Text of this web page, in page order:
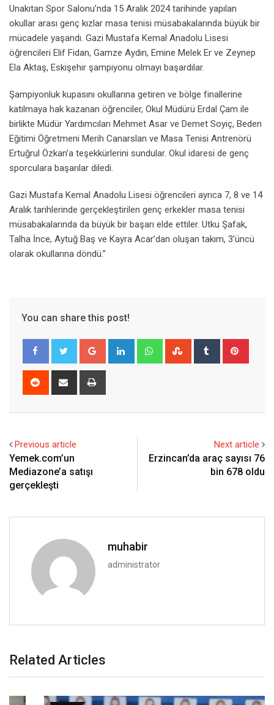
Unakıtan Spor Salonu’nda 15 Aralık 2024 tarihinde yapılan
okullar arası genç kızlar masa tenisi müsabakalarında büyük bir
mücadele yaşandı. Gazi Mustafa Kemal Anadolu Lisesi
öğrencileri Elif Fidan, Gamze Aydın, Emine Melek Er ve Zeynep
Ela Aktaş, Eskişehir şampiyonu olmayı başardılar.
Şampiyonluk kupasını okullarına getiren ve bölge finallerine
katılmaya hak kazanan öğrenciler, Okul Müdürü Erdal Çam ile
birlikte Müdür Yardımcıları Mehmet Asar ve Demet Soyiç, Beden
Eğitimi Öğretmeni Merih Canarslan ve Masa Tenisi Antrenörü
Ertuğrul Özkan’a teşekkürlerini sundular. Okul idaresi de genç
sporculara başarılar diledi.
Gazi Mustafa Kemal Anadolu Lisesi öğrencileri ayrıca 7, 8 ve 14
Aralık tarihlerinde gerçekleştirilen genç erkekler masa tenisi
müsabakalarında da büyük bir başarı elde ettiler. Utku Şafak,
Talha İnce, Aytuğ Baş ve Kayra Acar’dan oluşan takım, 3’üncü
olarak okullarına döndü.”
You can share this post!
Google+ LinkedIn WhatsappStumbleUpon
Tumblr
Reddit
Share
Previous article
Yemek.com’un
Mediazone’a satışı
gerçekleşti
Next article
Erzincan’da araç sayısı 76
bin 678 oldu
muhabir
administrator
Related Articles